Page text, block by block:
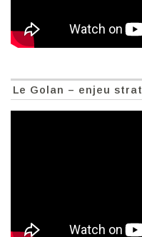
Le Golan – enjeu